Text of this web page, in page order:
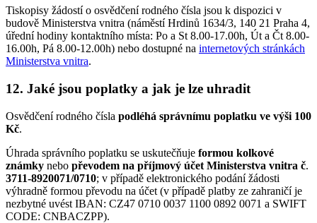
Tiskopisy žádostí o osvědčení rodného čísla jsou k dispozici v
budově Ministerstva vnitra (náměstí Hrdinů 1634/3, 140 21 Praha 4,
úřední hodiny kontaktního místa: Po a St 8.00-17.00h, Út a Čt 8.00-
16.00h, Pá 8.00-12.00h) nebo dostupné na internetových stránkách
Ministerstva vnitra.
12. Jaké jsou poplatky a jak je lze uhradit
Osvědčení rodného čísla podléhá správnímu poplatku ve výši 100
Kč.
Úhrada správního poplatku se uskutečňuje formou kolkové
známky nebo převodem na příjmový účet Ministerstva vnitra č.
3711-8920071/0710; v případě elektronického podání žádosti
výhradně formou převodu na účet (v případě platby ze zahraničí je
nezbytné uvést IBAN: CZ47 0710 0037 1100 0892 0071 a SWIFT
CODE: CNBACZPP).